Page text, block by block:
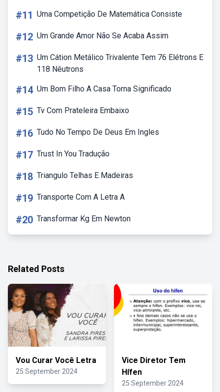
#11 Uma Competição De Matemática Consiste
#12 Um Grande Amor Não Se Acaba Assim
#13 Um Cátion Metálico Trivalente Tem 76 Elétrons E
118 Nêutrons
#14 Um Bom Filho A Casa Torna Significado
#15 Tv Com Prateleira Embaixo
#16 Tudo No Tempo De Deus Em Ingles
#17 Trust In You Tradução
#18 Triangulo Telhas E Madeiras
#19 Transporte Com A Letra A
#20 Transformar Kg Em Newton
Related Posts
Vou Curar Você Letra
25 September 2024
Vice Diretor Tem
Hífen
25 September 2024